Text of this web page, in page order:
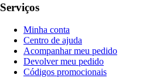
Serviços
Minha conta
Centro de ajuda
Acompanhar meu pedido
Devolver meu pedido
Códigos promocionais